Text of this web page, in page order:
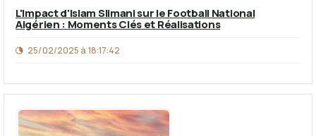
L'Impact d'Islam Slimani sur le Football National
Algérien : Moments Clés et Réalisations
25/02/2025 à 18:17:42